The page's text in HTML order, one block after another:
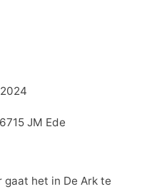
JM Ede
het in De Ark te